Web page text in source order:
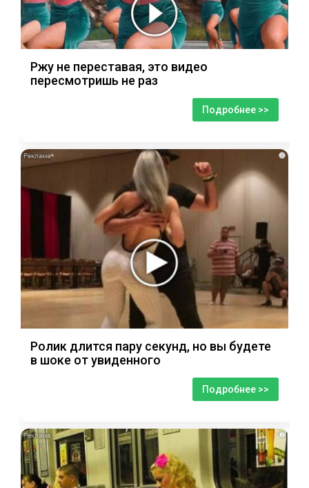
Ржу не переставая, это видео
пересмотришь не раз
Подробнее >>
i
Ролик длится пару секунд, но вы будете
в шоке от увиденного
Подробнее >>
i